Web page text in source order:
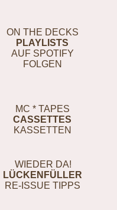
ON THE DECKS
PLAYLISTS
AUF SPOTIFY
FOLGEN
MC * TAPES
CASSETTES
KASSETTEN
WIEDER DA!
LÜCKENFÜLLER
RE-ISSUE TIPPS